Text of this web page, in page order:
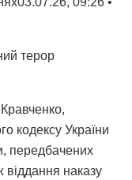
терор
кодексу України
передбачених
наказу